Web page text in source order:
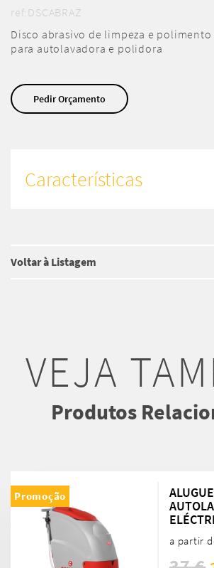
ref:DSCABRAZ
Disco abrasivo de limpeza e polimento
para autolavadora e polidora
Pedir Orçamento
Características
Voltar à Listagem
VEJA
Produtos
Promoção
a partir